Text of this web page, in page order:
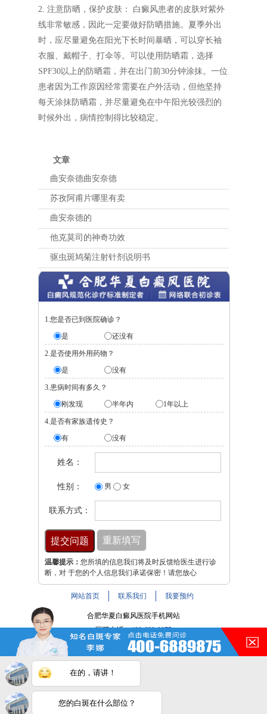
2. 注意防晒，保护皮肤： 白癜风患者的皮肤对紫外
线非常敏感，因此一定要做好防晒措施。夏季外出
时，应尽量避免在阳光下长时间暴晒，可以穿长袖
衣服、戴帽子、打伞等。可以使用防晒霜，选择
SPF30以上的防晒霜，并在出门前30分钟涂抹。一位
患者因为工作原因经常需要在户外活动，但他坚持
每天涂抹防晒霜，并尽量避免在中午阳光较强烈的
时候外出，病情控制得比较稳定。
文章
曲安奈德曲安奈德
苏孜阿甫片哪里有卖
曲安奈德的
他克莫司的神奇功效
驱虫斑鸠菊注射针剂说明书
1.您是否已到医院确诊？
是
还没有
2.是否使用外用药物？
是
没有
3.患病时间有多久？
刚发现
半年内 1年以上
4.是否有家族遗传史？
有
没有
姓名：
性别： 男 女
联系方式：
温馨提示： 您所填的信息我们将及时反馈给医生进行诊
断，对 于您的个人信息我们承诺保密！请您放心
网站首页 联系我们 我要预约
合肥华夏白癜风医院手机网站
医院电话：400-688-9875
医院地址：合肥市铜陵路与裕溪路交叉路口
注：本网站信息仅供参考，不能作为诊断及医疗依据，服用
药物或进行治疗时请遵医嘱。如有转载或引用文章涉及版权
问题，请与我们联系。
皖ICP备16014022号-9
在的，请讲！
您的白斑在什么部位？